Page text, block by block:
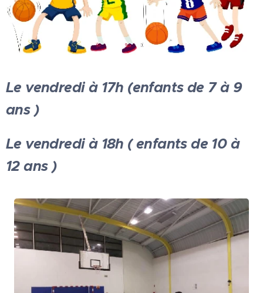
Le vendredi à 17h (enfants de 7 à 9
ans )
Le vendredi à 18h ( enfants de 10 à
12 ans )